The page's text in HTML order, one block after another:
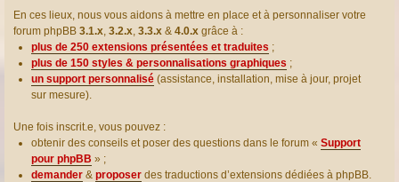
En ces lieux, nous vous aidons à mettre en place et à personnaliser votre
forum phpBB 3.1.x, 3.2.x, 3.3.x & 4.0.x grâce à :
plus de 250 extensions présentées et traduites ;
plus de 150 styles & personnalisations graphiques ;
un support personnalisé (assistance, installation, mise à jour, projet
sur mesure).
Une fois inscrit.e, vous pouvez :
obtenir des conseils et poser des questions dans le forum « Support
pour phpBB » ;
demander & proposer des traductions d’extensions dédiées à phpBB.